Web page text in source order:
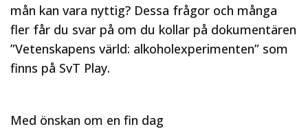
mån kan vara nyttig? Dessa frågor och många
fler får du svar på om du kollar på dokumentären
”Vetenskapens värld: alkoholexperimenten” som
finns på SvT Play.
Med önskan om en fin dag